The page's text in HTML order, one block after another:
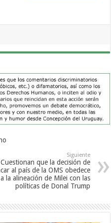
Siguiente
Cuestionan que la decisión de
al país de la OMS obedece
a la alineación de Milei con las
políticas de Donal Trump